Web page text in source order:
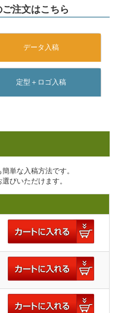
注文はこちら
単な入稿方法です。
びいただけます。